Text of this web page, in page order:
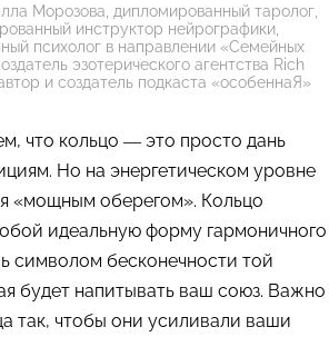
Морозова, дипломированный таролог,
инструктор нейрографики,
психолог в направлении «Семейных
эзотерического агентства Rich
и создатель подкаста «особеннаЯ»
что кольцо — это просто дань
Но на энергетическом уровне
«мощным оберегом». Кольцо
идеальную форму гармоничного
символом бесконечности той
будет напитывать ваш союз. Важно
так, чтобы они усиливали ваши